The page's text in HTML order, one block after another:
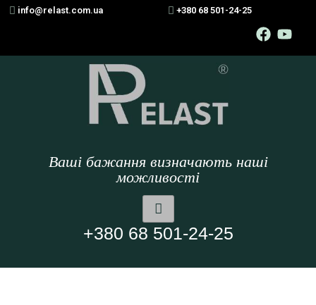
info@relast.com.ua +380 68 501-24-25
Ваші бажання визначають наші
можливості
+380 68 501-24-25